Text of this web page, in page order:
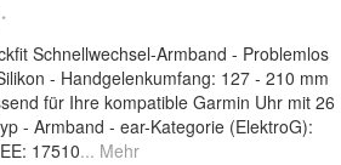
*
Schnellwechsel-Armband - Problemlos
- Handgelenkumfang: 127 - 210 mm
für Ihre kompatible Garmin Uhr mit 26
- Armband - ear-Kategorie (ElektroG):
17510... Mehr